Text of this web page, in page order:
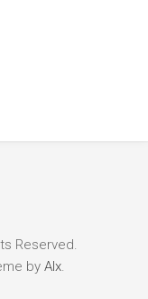
Reserved.
by Alx.